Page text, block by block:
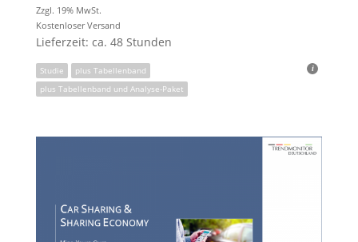
Zzgl. 19% MwSt.
Kostenloser Versand
Lieferzeit: ca. 48 Stunden
Studie
plus Tabellenband
plus Tabellenband und Analyse-Paket